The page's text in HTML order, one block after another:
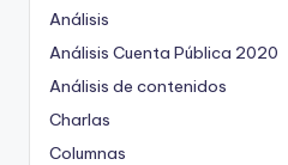
Análisis
Análisis Cuenta Pública 2020
Análisis de contenidos
Charlas
Columnas